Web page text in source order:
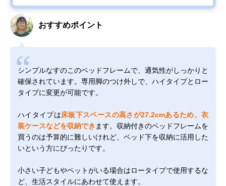
おすすめポイント
シンプルなすのこのベッドフレームで、通気性がしっかりと
確保されています。専用脚のつけ外しで、ハイタイプとロー
タイプに変更が可能です。
ハイタイプは床板下スペースの高さが27.2cmあるため、衣
装ケースなどを収納でき ます。収納付きのベッドフレームを
買うのは予算的に難しいけれど、ベッド下を収納に活用した
いという方にぴったりです。
小さい子どもやペットがいる場合はロータイプで使用するな
ど、生活スタイルにあわせて使えます。